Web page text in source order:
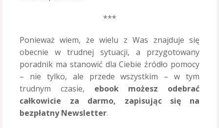
***
Ponieważ wiem, że wielu z Was znajduje się
obecnie w trudnej sytuacji, a przygotowany
poradnik ma stanowić dla Ciebie źródło pomocy
– nie tylko, ale przede wszystkim – w tym
trudnym czasie, ebook możesz odebrać
całkowicie za darmo, zapisując się na
bezpłatny Newsletter.